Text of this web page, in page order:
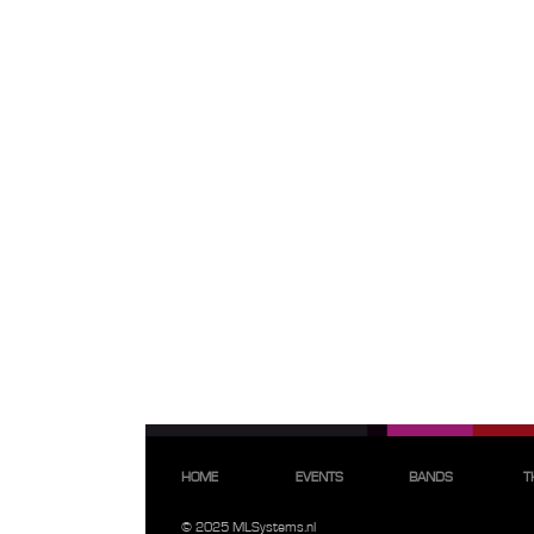
HOME EVENTS BANDS
© 2025 MLSystems.nl